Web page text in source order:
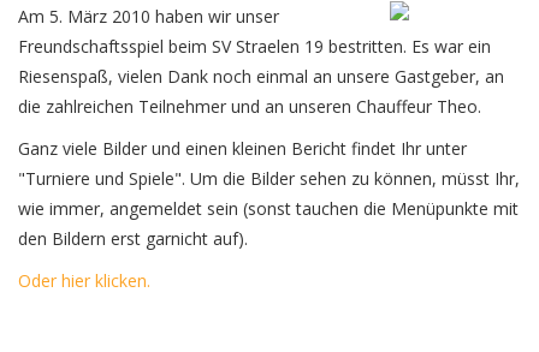
Am 5. März 2010 haben wir unser
Freundschaftsspiel beim SV Straelen 19 bestritten. Es war ein
Riesenspaß, vielen Dank noch einmal an unsere Gastgeber, an
die zahlreichen Teilnehmer und an unseren Chauffeur Theo.
Ganz viele Bilder und einen kleinen Bericht findet Ihr unter
"Turniere und Spiele". Um die Bilder sehen zu können, müsst Ihr,
wie immer, angemeldet sein (sonst tauchen die Menüpunkte mit
den Bildern erst garnicht auf).
Oder hier klicken.